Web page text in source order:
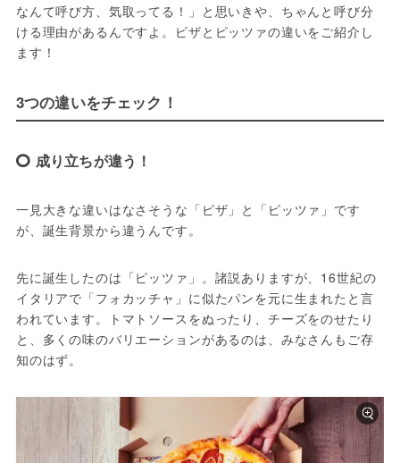
なんて呼び方、気取ってる！」と思いきや、ちゃんと呼び分
ける理由があるんですよ。ピザとピッツァの違いをご紹介し
ます！
3つの違いをチェック！
成り立ちが違う！
一見大きな違いはなさそうな「ピザ」と「ピッツァ」です
が、誕生背景から違うんです。
先に誕生したのは「ピッツァ」。諸説ありますが、16世紀の
イタリアで「フォカッチャ」に似たパンを元に生まれたと言
われています。トマトソースをぬったり、チーズをのせたり
と、多くの味のバリエーションがあるのは、みなさんもご存
知のはず。